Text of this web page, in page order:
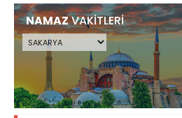
NAMAZVAKİTLERİ